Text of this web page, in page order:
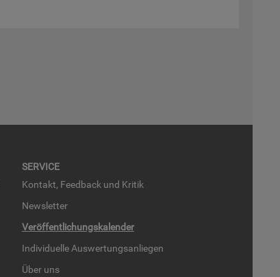
SER­VICE
Kon­takt, Feed­back und Kri­tik
News­let­ter
Ver­öf­fent­li­chungs­ka­len­der
In­di­vi­du­el­le Aus­wer­tungs­an­lie­gen
Über uns